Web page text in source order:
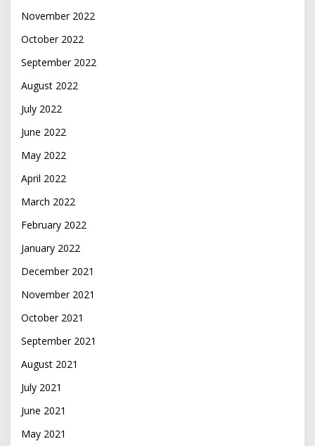
November 2022
October 2022
September 2022
August 2022
July 2022
June 2022
May 2022
April 2022
March 2022
February 2022
January 2022
December 2021
November 2021
October 2021
September 2021
August 2021
July 2021
June 2021
May 2021